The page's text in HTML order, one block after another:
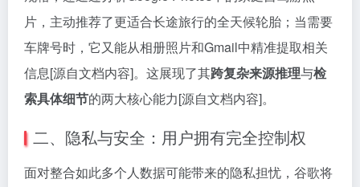
片，主动推荐了更适合长途旅行的全天候轮胎；当需要
车牌号时，它又能从相册照片和Gmail中精准提取相关
信息[源自文档内容]。这展现了其跨复杂来源推理与检
索具体细节的两大核心能力[源自文档内容]。
二、隐私与安全：用户拥有完全控制权
面对整合如此多个人数据可能带来的隐私担忧，谷歌将